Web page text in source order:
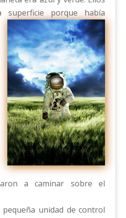
porque había
a caminar sobre el
unidad de control